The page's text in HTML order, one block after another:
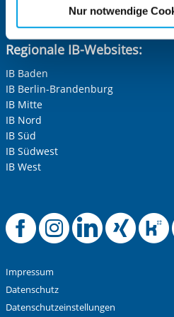
Cookies, die erforderlich zur
aufgerufenen und somit
Funktionen sind. Diese Cookies
berechtigter Interessen und
Einwilligung.
Nur notwendige
Delta-Netz Transfer: Förderketten
Regionale IB-Websites:
IB Baden
IB Berlin-Brandenburg
IB Mitte
IB Nord
IB Süd
IB Südwest
IB West
Offizielle
Impressum
Datenschutz
Datenschutzeinstellungen